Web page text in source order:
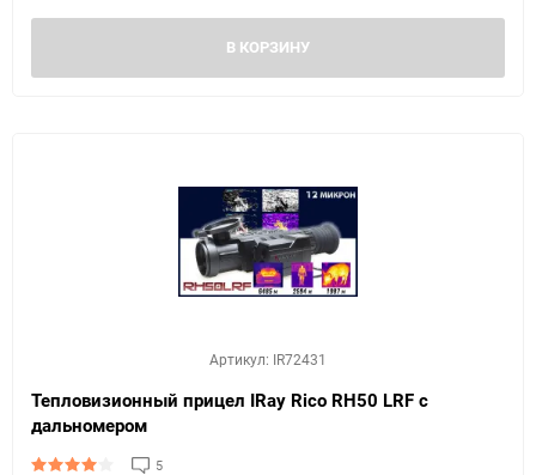
В КОРЗИНУ
Артикул: IR72431
Тепловизионный прицел IRay Rico RH50 LRF с
дальномером
5